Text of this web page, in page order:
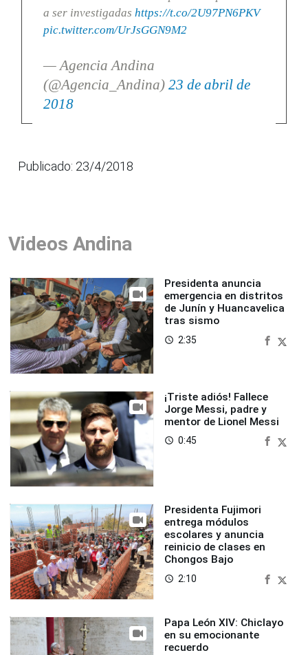
a ser investigadas https://t.co/2U97PN6PKV
pic.twitter.com/UrJsGGN9M2
— Agencia Andina
(@Agencia_Andina) 23 de abril de
2018
Publicado: 23/4/2018
Videos Andina
Presidenta anuncia
emergencia en distritos
de Junín y Huancavelica
tras sismo
access_time 2:35
¡Triste adiós! Fallece
Jorge Messi, padre y
mentor de Lionel Messi
access_time 0:45
Presidenta Fujimori
entrega módulos
escolares y anuncia
reinicio de clases en
Chongos Bajo
access_time 2:10
Papa León XIV: Chiclayo
en su emocionante
recuerdo